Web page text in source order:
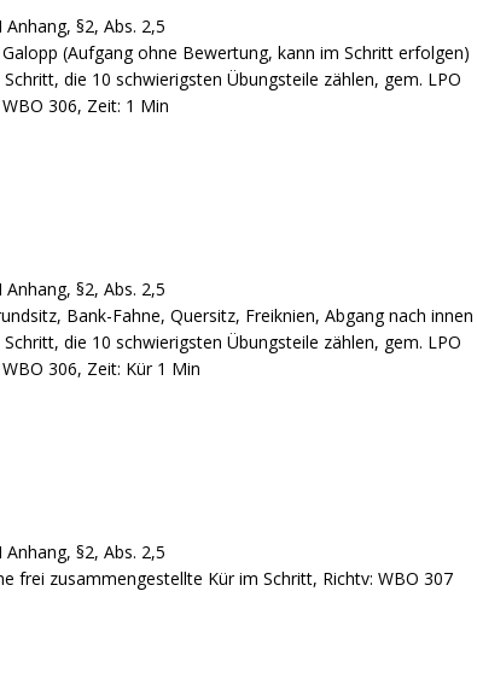
§2, Abs. 2,5
(Aufgang ohne Bewertung, kann im Schritt erfolgen)
die 10 schwierigsten Übungsteile zählen, gem. LPO
306, Zeit: 1 Min
§2, Abs. 2,5
Bank-Fahne, Quersitz, Freiknien, Abgang nach innen
die 10 schwierigsten Übungsteile zählen, gem. LPO
306, Zeit: Kür 1 Min
§2, Abs. 2,5
frei zusammengestellte Kür im Schritt, Richtv: WBO 307